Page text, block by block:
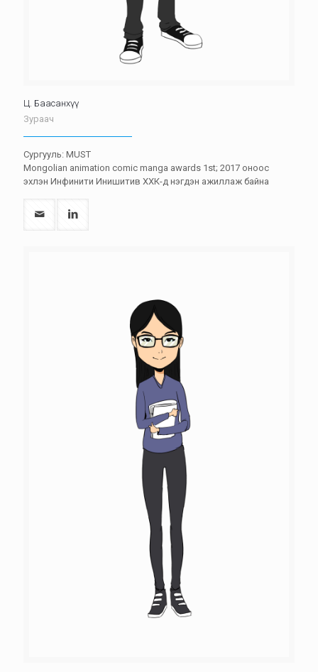
Ц. Баасанхүү
Зураач
Сургууль: MUST
Mongolian animation comic manga awards 1st; 2017 оноос
эхлэн Инфинити Инишитив ХХК-д нэгдэн ажиллаж байна